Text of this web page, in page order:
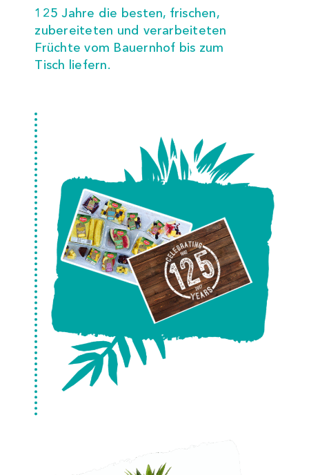
125 Jahre die besten, frischen,
zubereiteten und verarbeiteten
Früchte vom Bauernhof bis zum
Tisch liefern.